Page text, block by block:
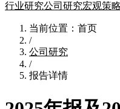
行业研究公司研究宏观策略
当前位置：首页
/
公司研究
/
报告详情